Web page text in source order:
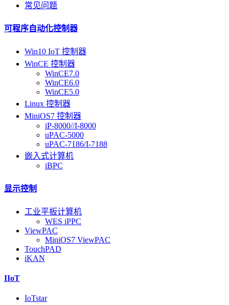
常见问题
可程序自动化控制器
Win10 IoT 控制器
WinCE 控制器
WinCE7.0
WinCE6.0
WinCE5.0
Linux 控制器
MiniOS7 控制器
iP-8000//I-8000
uPAC-5000
uPAC-7186/I-7188
嵌入式计算机
iBPC
显示控制
工业平板计算机
WES iPPC
ViewPAC
MiniOS7 ViewPAC
TouchPAD
iKAN
IIoT
IoTstar